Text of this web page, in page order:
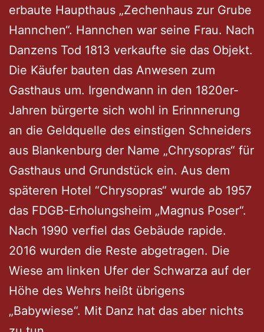
erbaute Haupthaus „Zechenhaus zur Grube
Hannchen“. Hannchen war seine Frau. Nach
Danzens Tod 1813 verkaufte sie das Objekt.
Die Käufer bauten das Anwesen zum
Gasthaus um. Irgendwann in den 1820er-
Jahren bürgerte sich wohl in Erinnnerung
an die Geldquelle des einstigen Schneiders
aus Blankenburg der Name „Chrysopras“ für
Gasthaus und Grundstück ein. Aus dem
späteren Hotel “Chrysopras“ wurde ab 1957
das FDGB-Erholungsheim „Magnus Poser“.
Nach 1990 verfiel das Gebäude rapide.
2016 wurden die Reste abgetragen. Die
Wiese am linken Ufer der Schwarza auf der
Höhe des Wehrs heißt übrigens
„Babywiese“. Mit Danz hat das aber nichts